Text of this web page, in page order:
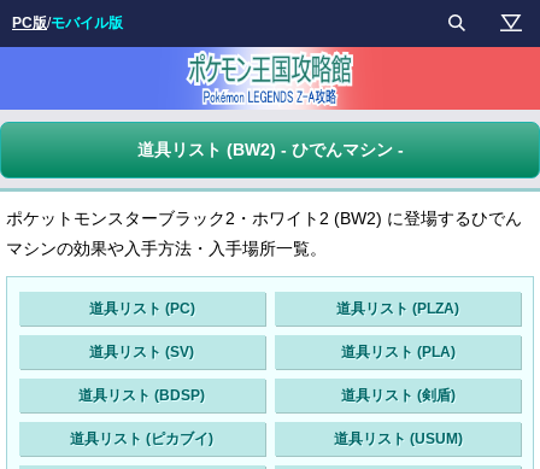
道具リスト (BW2) - ひでんマシン -
ポケットモンスターブラック2・ホワイト2 (BW2) に登場するひでん
マシンの効果や入手方法・入手場所一覧。
道具リスト (PC) 道具リスト (PLZA)
道具リスト (SV) 道具リスト (PLA)
道具リスト (BDSP) 道具リスト (剣盾)
道具リスト (ピカブイ) 道具リスト (USUM)
PC版/モバイル版